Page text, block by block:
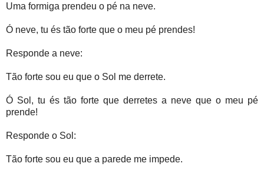
Uma formiga prendeu o pé na neve.
Ó neve, tu és tão forte que o meu pé prendes!
Responde a neve:
Tão forte sou eu que o Sol me derrete.
Ó Sol, tu és tão forte que derretes a neve que o meu pé
prende!
Responde o Sol:
Tão forte sou eu que a parede me impede.